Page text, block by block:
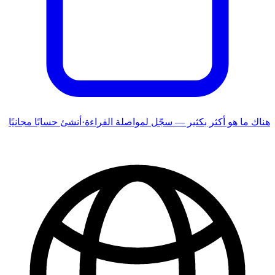
هناك ما هو أكثر بكثير — سجّل لمواصلة القراءة· أنشئ حسابًا مجانيًا